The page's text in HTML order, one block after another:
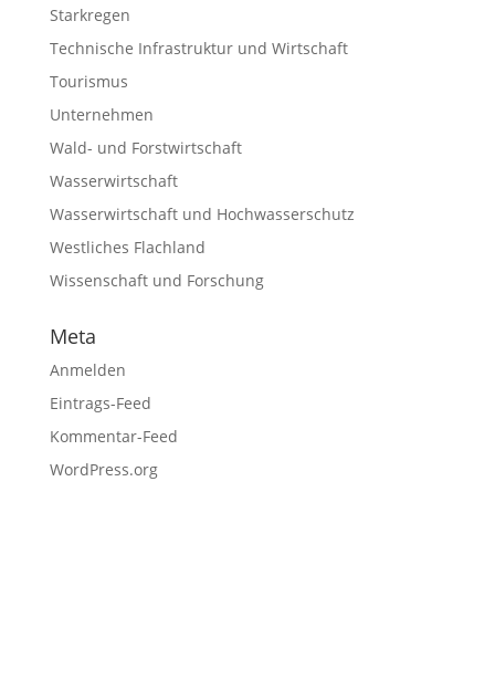
Starkregen
Technische Infrastruktur und Wirtschaft
Tourismus
Unternehmen
Wald- und Forstwirtschaft
Wasserwirtschaft
Wasserwirtschaft und Hochwasserschutz
Westliches Flachland
Wissenschaft und Forschung
Meta
Anmelden
Eintrags-Feed
Kommentar-Feed
WordPress.org